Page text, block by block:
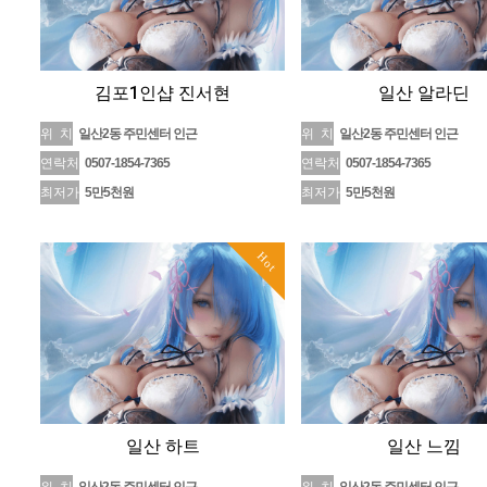
김포1인샵 진서현
위 치
일산2동 주민센터 인근
연락처 0507-1854-7365
최저가 5만5천원
일산 알라딘
위 치
일산2동 주민센터 인근
연락처 0507-1854-7365
최저가 5만5천원
Hot
일산 하트 일산 느낌